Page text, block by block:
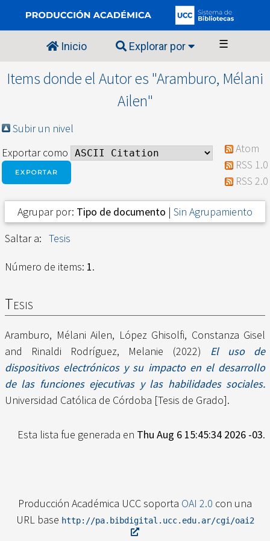
Inicio Explorar por ☰
Items donde el Autor es "Aramburo, Mélani
Ailen"
Subir un nivel
Exportar como
Atom
RSS 1.0
RSS 2.0
Agrupar por: Tipo de documento | Sin Agrupamiento
Saltar a: Tesis
Número de items: 1.
Tesis
Aramburo, Mélani Ailen, López Ghisolfi, Constanza Gisel
and Rinaldi Rodríguez, Melanie (2022) El uso de
dispositivos electrónicos y su impacto en el desarrollo
de las funciones ejecutivas y las habilidades sociales.
Universidad Católica de Córdoba [Tesis de Grado].
Esta lista fue generada en Thu Aug 6 15:45:34 2026 -03.
Producción Académica UCC soporta OAI 2.0 con una
URL base http://pa.bibdigital.ucc.edu.ar/cgi/oai2